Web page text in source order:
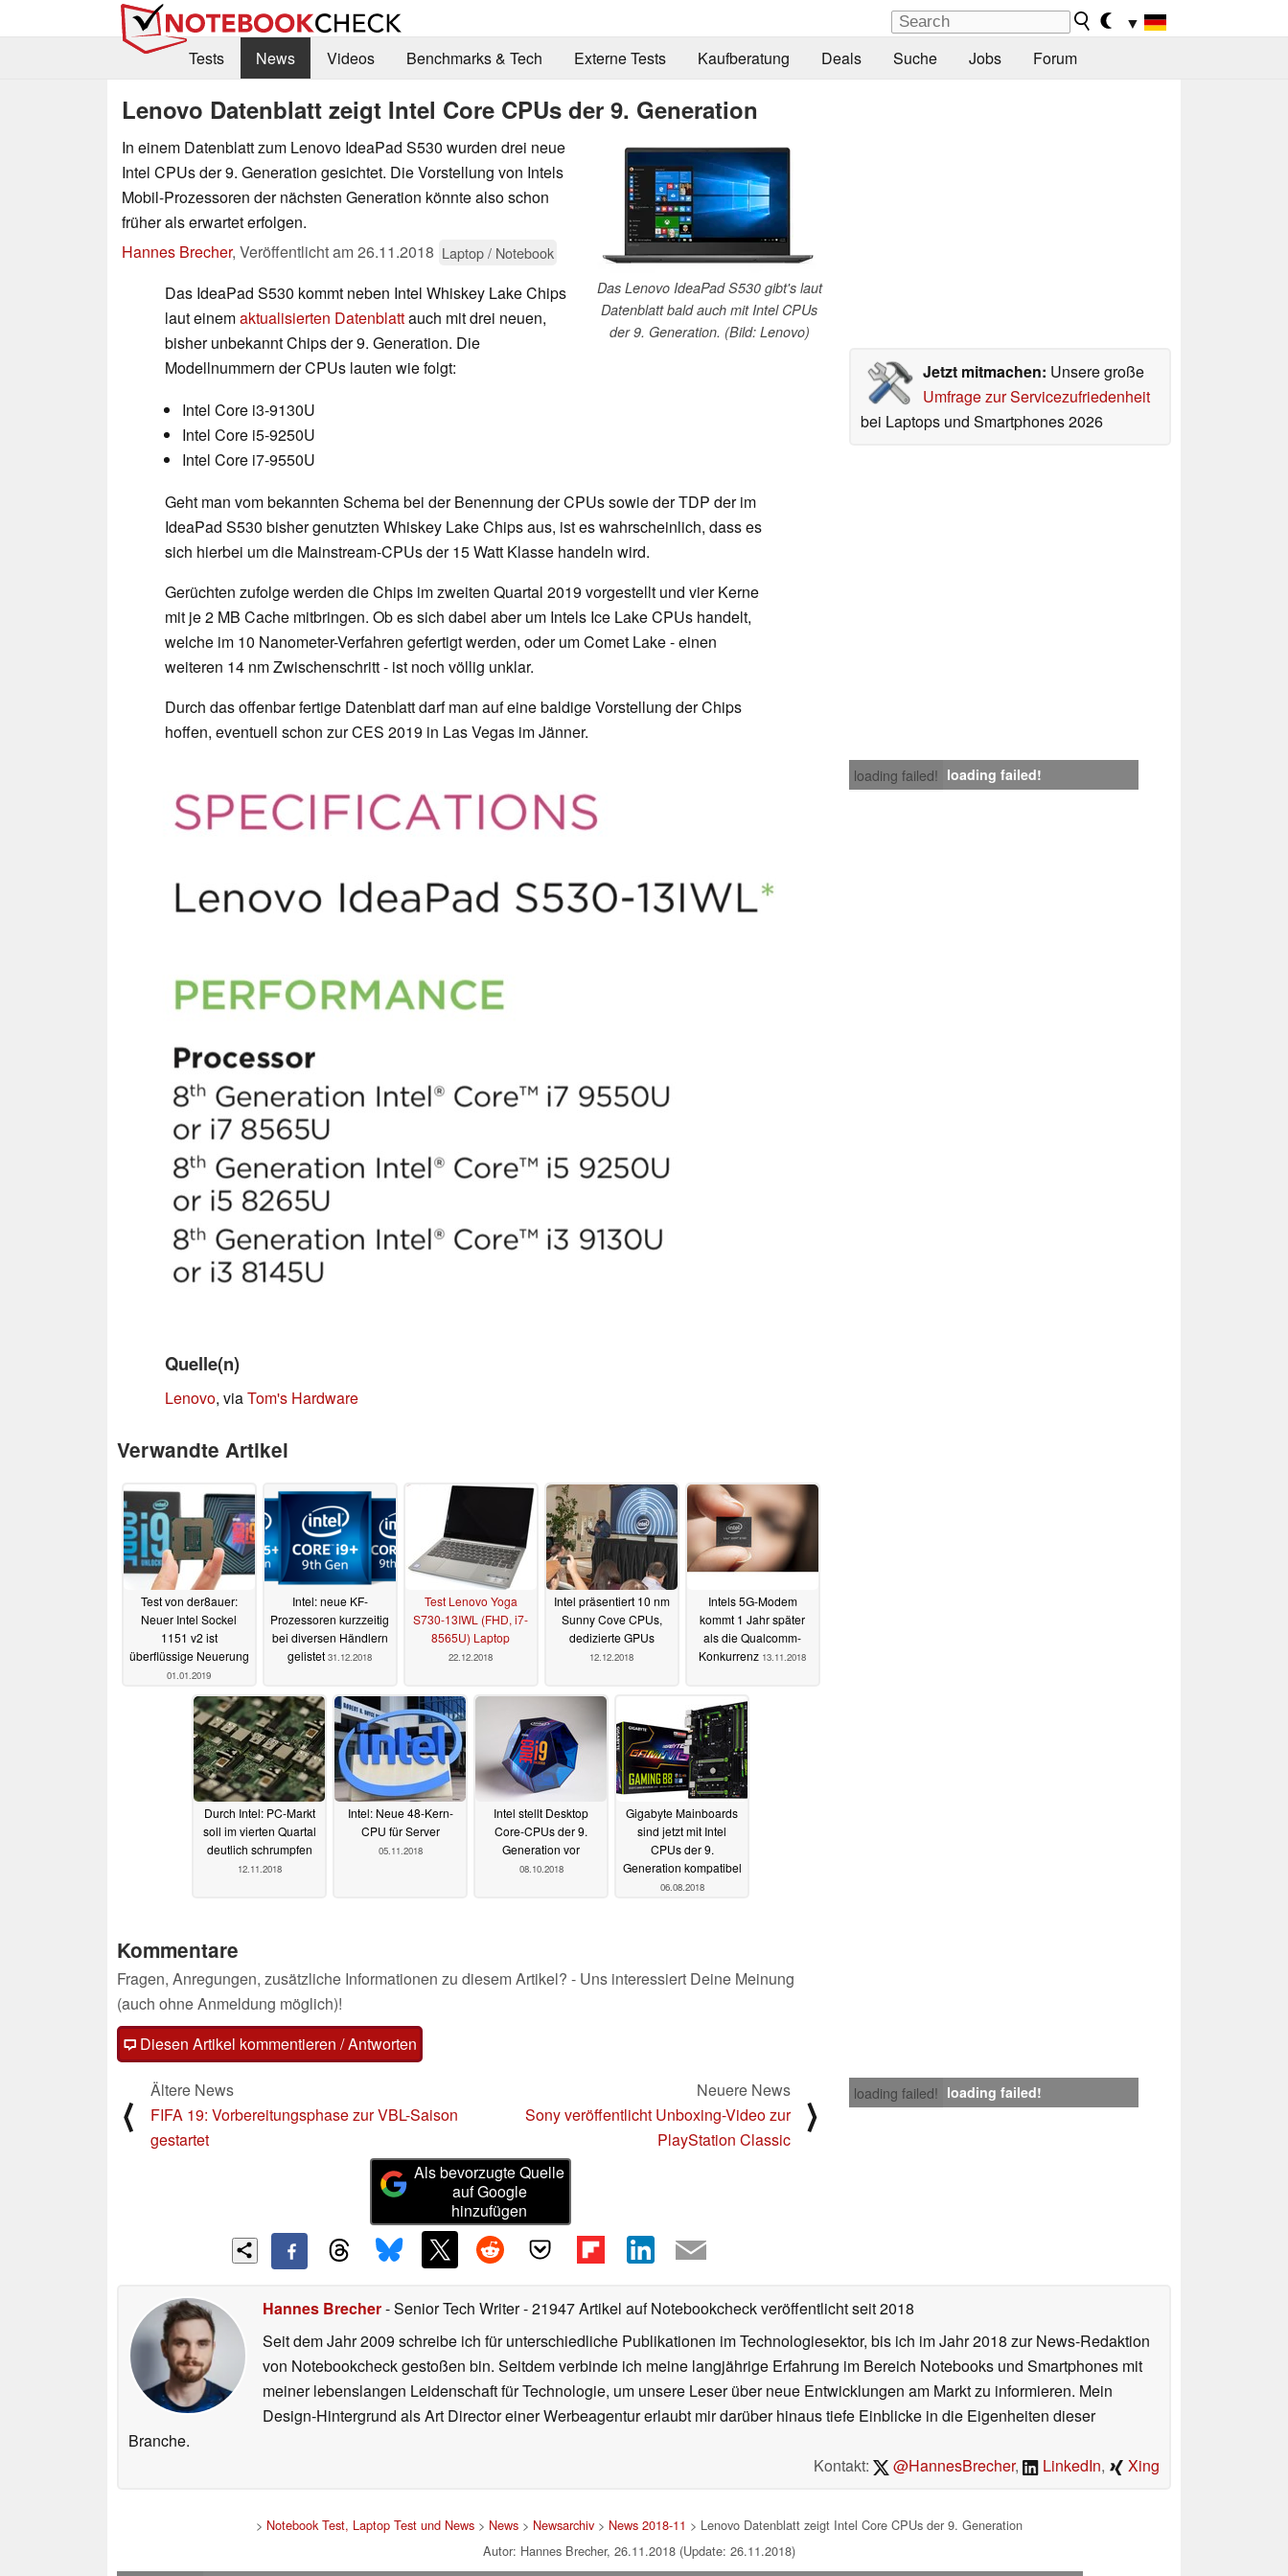
▼
Tests
News Videos Benchmarks & Tech Externe Tests Kaufberatung Deals Suche Jobs Forum
Lenovo Datenblatt zeigt Intel Core CPUs der 9. Generation
Das Lenovo IdeaPad S530 gibt's laut
Datenblatt bald auch mit Intel CPUs
der 9. Generation. (Bild: Lenovo)
In einem Datenblatt zum Lenovo IdeaPad S530 wurden drei neue
Intel CPUs der 9. Generation gesichtet. Die Vorstellung von Intels
Mobil-Prozessoren der nächsten Generation könnte also schon
früher als erwartet erfolgen.
Hannes Brecher, Veröffentlicht am26.11.2018 Laptop / Notebook
Jetzt mitmachen: Unsere große
Umfrage zur Servicezufriedenheit
bei Laptops und Smartphones 2026
Das IdeaPad S530 kommt neben Intel Whiskey Lake Chips
laut einemaktualisierten Datenblattauch mit drei neuen,
bisher unbekannt Chips der 9. Generation. Die
Modellnummern der CPUs lauten wie folgt:
Intel Core i3-9130U
Intel Core i5-9250U
Intel Core i7-9550U
Geht man vom bekannten Schema bei der Benennung der CPUs sowie der TDP der im
IdeaPad S530 bisher genutzten Whiskey Lake Chips aus, ist es wahrscheinlich, dass es
sich hierbei um die Mainstream-CPUs der 15 Watt Klasse handeln wird.
Gerüchten zufolge werden die Chips im zweiten Quartal 2019 vorgestellt und vier Kerne
mit je 2 MB Cache mitbringen. Ob es sich dabei aber um Intels Ice Lake CPUs handelt,
welche im 10 Nanometer-Verfahren gefertigt werden, oder um Comet Lake - einen
weiteren 14 nm Zwischenschritt - ist noch völlig unklar.
Durch das offenbar fertige Datenblatt darf man auf eine baldige Vorstellung der Chips
hoffen, eventuell schon zur CES 2019 in Las Vegas im Jänner.
loading failed! loading failed!
Quelle(n)
Lenovo, viaTom's Hardware
Verwandte Artikel
Test von der8auer:
Neuer Intel Sockel
1151 v2 ist
überflüssige Neuerung
01.01.2019
Intel: neue KF-
Prozessoren kurzzeitig
bei diversen Händlern
gelistet 31.12.2018
Test Lenovo Yoga
S730-13IWL (FHD, i7-
8565U) Laptop
22.12.2018
Intel präsentiert 10 nm
Sunny Cove CPUs,
dedizierte GPUs
12.12.2018
Intels 5G-Modem
kommt 1 Jahr später
als die Qualcomm-
Konkurrenz 13.11.2018
Durch Intel: PC-Markt
soll im vierten Quartal
deutlich schrumpfen
12.11.2018
Intel: Neue 48-Kern-
CPU für Server
05.11.2018
Intel stellt Desktop
Core-CPUs der 9.
Generation vor
08.10.2018
Gigabyte Mainboards
sind jetzt mit Intel
CPUs der 9.
Generation kompatibel
06.08.2018
Kommentare
Fragen, Anregungen, zusätzliche Informationen zu diesem Artikel? - Uns interessiert Deine Meinung
(auch ohne Anmeldung möglich)!
Diesen Artikel kommentieren / Antworten
loading failed! loading failed!
⟨
Ältere News
FIFA 19: Vorbereitungsphase zur VBL-Saison
gestartet
Neuere News
Sony veröffentlicht Unboxing-Video zur
PlayStation Classic
⟩
Als bevorzugte Quelle
auf Google
hinzufügen
Hannes Brecher- Senior Tech Writer- 21947 Artikel auf Notebookcheck veröffentlichtseit 2018
Seit dem Jahr 2009 schreibe ich für unterschiedliche Publikationen im Technologiesektor, bis ich im Jahr 2018 zur News-Redaktion
von Notebookcheck gestoßen bin. Seitdem verbinde ich meine langjährige Erfahrung im Bereich Notebooks und Smartphones mit
meiner lebenslangen Leidenschaft für Technologie, um unsere Leser über neue Entwicklungen am Markt zu informieren. Mein
Design-Hintergrund als Art Director einer Werbeagentur erlaubt mir darüber hinaus tiefe Einblicke in die Eigenheiten dieser
Branche.
Kontakt:
@HannesBrecher, LinkedIn, Xing
> Notebook Test, Laptop Test und News > News > Newsarchiv > News 2018-11 > Lenovo Datenblatt zeigt Intel Core CPUs der 9. Generation
Autor: Hannes Brecher, 26.11.2018 (Update: 26.11.2018)